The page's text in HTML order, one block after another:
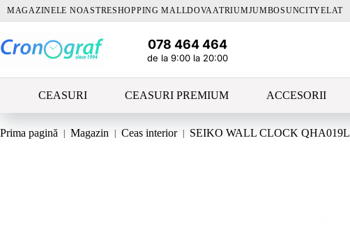
SariMAGAZINELE NOASTRESHOPPING MALLDOVA ATRIUMJUMBOSUNCITYELAT
078 464 464
de la 9:00 la 20:00
CEASURI CEASURI PREMIUM ACCESORII
Prima pagină Magazin Ceas interior SEIKO WALL CLOCK QHA019L